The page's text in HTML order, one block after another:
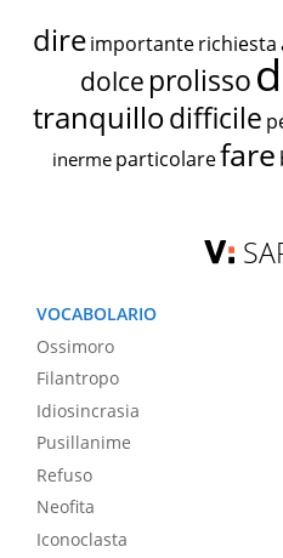
dire importante richiesta
dolce prolisso
tranquillodifficile
inerme particolarefare
VOCABOLARIO
Ossimoro
Filantropo
Idiosincrasia
Pusillanime
Refuso
Neofita
Iconoclasta